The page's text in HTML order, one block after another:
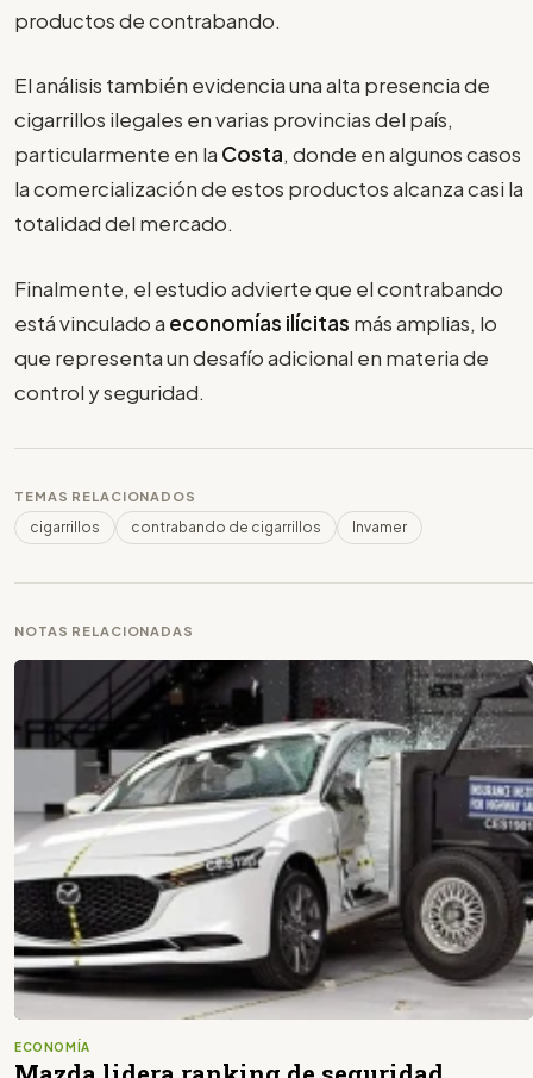
productos de contrabando.
El análisis también evidencia una alta presencia de
cigarrillos ilegales en varias provincias del país,
particularmente en la Costa, donde en algunos casos
la comercialización de estos productos alcanza casi la
totalidad del mercado.
Finalmente, el estudio advierte que el contrabando
está vinculado a economías ilícitas más amplias, lo
que representa un desafío adicional en materia de
control y seguridad.
TEMAS RELACIONADOS
cigarrillos contrabando de cigarrillos Invamer
NOTAS RELACIONADAS
ECONOMÍA